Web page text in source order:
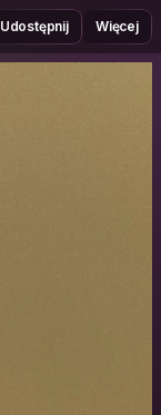
Udostępnij Więcej